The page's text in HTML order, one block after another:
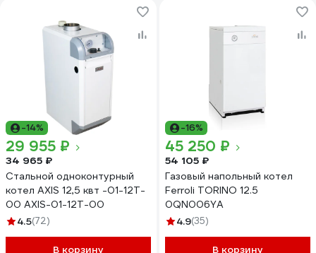
-14%
29 955 ₽
34 965 ₽
Стальной одноконтурный
котел AXIS 12,5 квт -01-12T-
00 AXIS-01-12T-00
4.5(72)
В корзину
-16%
45 250 ₽
54 105 ₽
Газовый напольный котел
Ferroli TORINO 12.5
0QN006YA
4.9(35)
В корзину